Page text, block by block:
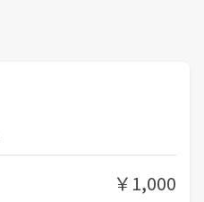
￥1,000